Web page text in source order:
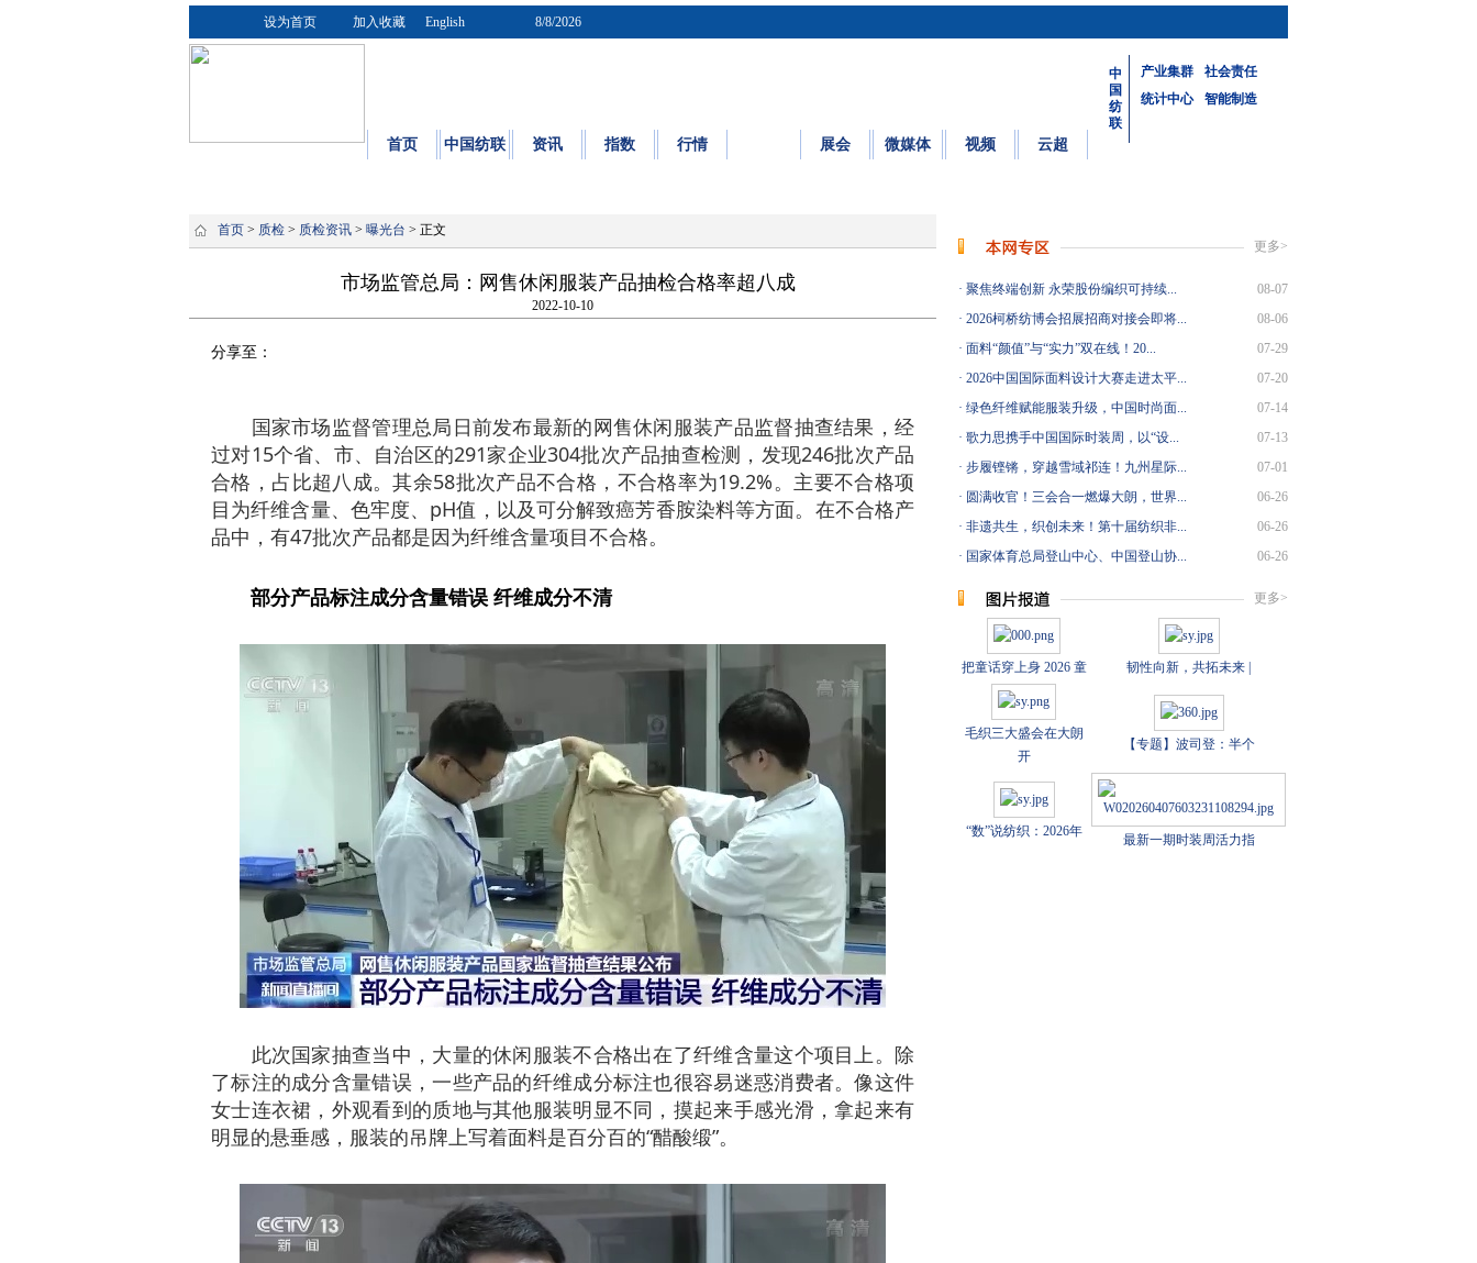
设为首页 加入收藏 English 8/8/2026
首页 中国纺联 资讯 指数 行情 展会 微媒体 视频 云超
中
国
纺
联
产业集群
社会责任
统计中心
智能制造
首页 > 质检 > 质检资讯 > 曝光台 > 正文
市场监管总局：网售休闲服装产品抽检合格率超八成
2022-10-10
分享至：
国家市场监督管理总局日前发布最新的网售休闲服装产品监督抽查结果，经
过对15个省、市、自治区的291家企业304批次产品抽查检测，发现246批次产品
合格，占比超八成。其余58批次产品不合格，不合格率为19.2%。主要不合格项
目为纤维含量、色牢度、pH值，以及可分解致癌芳香胺染料等方面。在不合格产
品中，有47批次产品都是因为纤维含量项目不合格。
部分产品标注成分含量错误 纤维成分不清
此次国家抽查当中，大量的休闲服装不合格出在了纤维含量这个项目上。除
了标注的成分含量错误，一些产品的纤维成分标注也很容易迷惑消费者。像这件
女士连衣裙，外观看到的质地与其他服装明显不同，摸起来手感光滑，拿起来有
明显的悬垂感，服装的吊牌上写着面料是百分百的“醋酸缎”。
更多>
08-07
· 聚焦终端创新 永荣股份编织可持续...
08-06
· 2026柯桥纺博会招展招商对接会即将...
07-29
· 面料“颜值”与“实力”双在线！20...
07-20
· 2026中国国际面料设计大赛走进太平...
07-14
· 绿色纤维赋能服装升级，中国时尚面...
07-13
· 歌力思携手中国国际时装周，以“设...
07-01
· 步履铿锵，穿越雪域祁连！九州星际...
06-26
· 圆满收官！三会合一燃爆大朗，世界...
06-26
· 非遗共生，织创未来！第十届纺织非...
06-26
· 国家体育总局登山中心、中国登山协...
更多>
把童话穿上身 2026 童 韧性向新，共拓未来 |
毛织三大盛会在大朗
开
【专题】波司登：半个
“数”说纺织：2026年
最新一期时装周活力指